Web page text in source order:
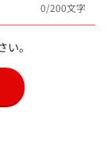
0/200文字
。